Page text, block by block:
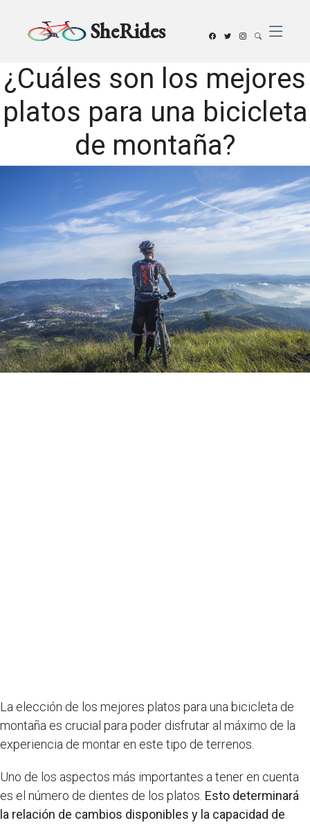
SheRides
¿Cuáles son los mejores
platos para una bicicleta
de montaña?
La elección de los mejores platos para una bicicleta de
montaña es crucial para poder disfrutar al máximo de la
experiencia de montar en este tipo de terrenos.
Uno de los aspectos más importantes a tener en cuenta
es el número de dientes de los platos. Esto determinará
la relación de cambios disponibles y la capacidad de